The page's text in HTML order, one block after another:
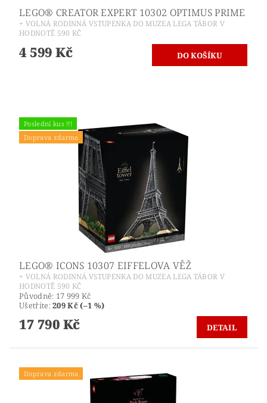
LEGO® CREATOR EXPERT 10302 OPTIMUS PRIME
+ VOLNÁ RODINNÁ VSTUPENKA DO MUZEA LEGA TÁBOR V
HODNOTĚ 590 KČ
4 599 Kč
Poslední kus !!!
Doprava zdarma
LEGO® ICONS 10307 EIFFELOVA VĚŽ
+ VOLNÁ RODINNÁ VSTUPENKA DO MUZEA LEGA TÁBOR V
HODNOTĚ 590 KČ
Původně: 17 999 Kč
Ušetříte:209 Kč (–1 %)
17 790 Kč DETAIL
Doprava zdarma